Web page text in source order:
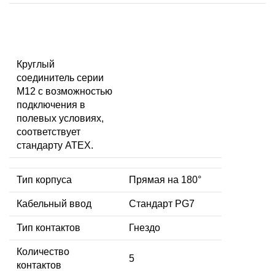
Круглый
соединитель серии
M12 с возможностью
подключения в
полевых условиях,
соответствует
стандарту ATEX.
Тип корпуса Прямая на 180°
Кабельный ввод Стандарт PG7
Тип контактов Гнездо
Количество
контактов
5